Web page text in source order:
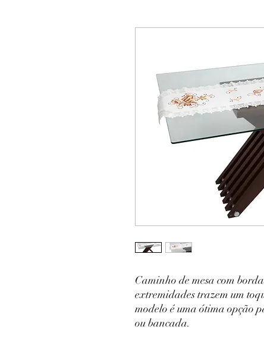
Caminho de mesa com
extremidades trazem um
modelo é uma ótima opção
ou bancada.